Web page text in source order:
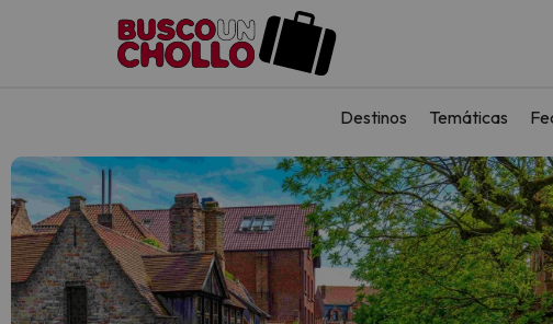
Destinos Temáticas